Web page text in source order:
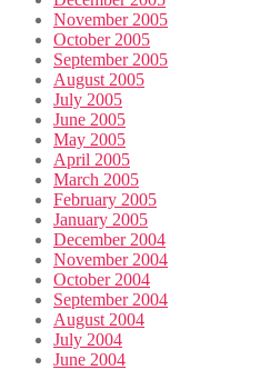
November 2005
October 2005
September 2005
August 2005
July 2005
June 2005
May 2005
April 2005
March 2005
February 2005
January 2005
December 2004
November 2004
October 2004
September 2004
August 2004
July 2004
June 2004